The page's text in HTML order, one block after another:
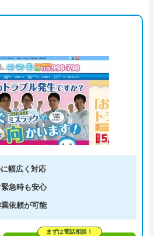
幅広く対応
急時も安心
依頼が可能
まずは電話相談！